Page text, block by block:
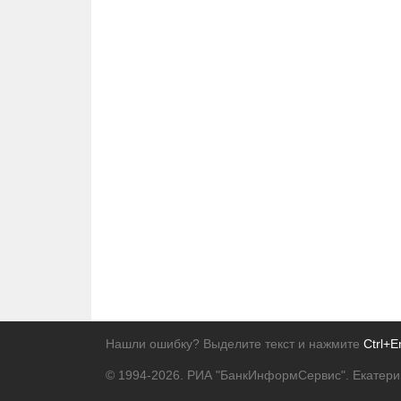
Нашли ошибку? Выделите текст и нажмите
© 1994-2026. РИА "БанкИнформСервис".